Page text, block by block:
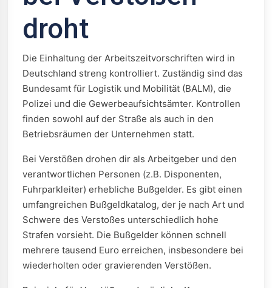
droht
Die Einhaltung der Arbeitszeitvorschriften wird in
Deutschland streng kontrolliert. Zuständig sind das
Bundesamt für Logistik und Mobilität (BALM), die
Polizei und die Gewerbeaufsichtsämter. Kontrollen
finden sowohl auf der Straße als auch in den
Betriebsräumen der Unternehmen statt.
Bei Verstößen drohen dir als Arbeitgeber und den
verantwortlichen Personen (z.B. Disponenten,
Fuhrparkleiter) erhebliche Bußgelder. Es gibt einen
umfangreichen Bußgeldkatalog, der je nach Art und
Schwere des Verstoßes unterschiedlich hohe
Strafen vorsieht. Die Bußgelder können schnell
mehrere tausend Euro erreichen, insbesondere bei
wiederholten oder gravierenden Verstößen.